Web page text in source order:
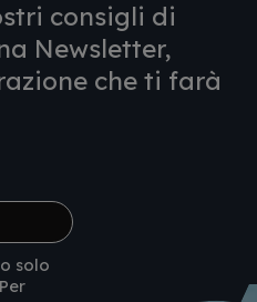
consigli di
Newsletter,
che ti farà
solo